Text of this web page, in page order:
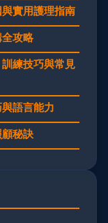
實用護理指南
攻略
練技巧與常見
語言能力
秘訣